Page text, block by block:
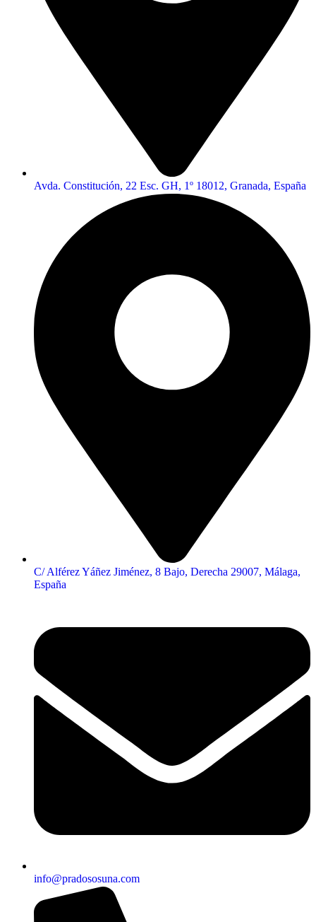
Avda. Constitución, 22 Esc. GH, 1º 18012, Granada, España
C/ Alférez Yáñez Jiménez, 8 Bajo, Derecha 29007, Málaga,
España
info@pradososuna.com